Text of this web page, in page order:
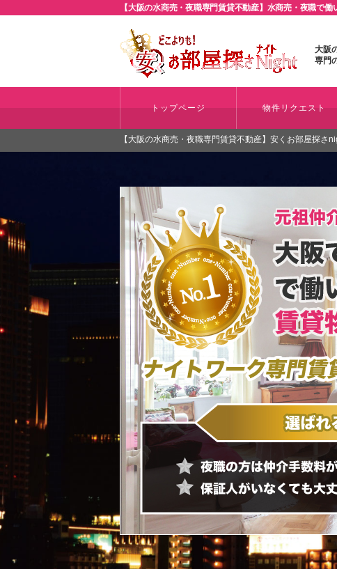
【大阪の水商売・夜職専門賃貸不動産】水商売・夜職で
大阪
専門
トップページ 物件リクエスト
【大阪の水商売・夜職専門賃貸不動産】安くお部屋探さ